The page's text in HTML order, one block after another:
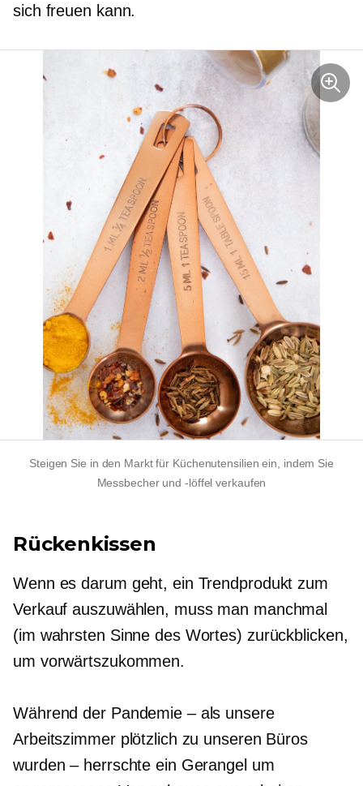
sich freuen kann.
Steigen Sie in den Markt für Küchenutensilien ein, indem Sie
Messbecher und -löffel verkaufen
Rückenkissen
Wenn es darum geht, ein Trendprodukt zum
Verkauf auszuwählen, muss man manchmal
(im wahrsten Sinne des Wortes) zurückblicken,
um vorwärtszukommen.
Während der Pandemie – als unsere
Arbeitszimmer plötzlich zu unseren Büros
wurden – herrschte ein Gerangel um